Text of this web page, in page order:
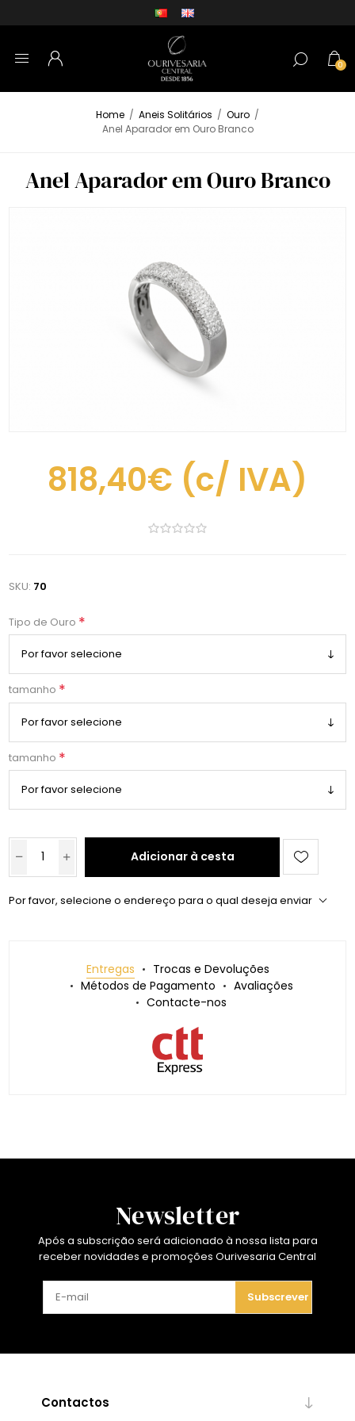
0
Home / Aneis Solitários / Ouro /
Anel Aparador em Ouro Branco
Anel Aparador em Ouro Branco
818,40€ (c/ IVA)
SKU: 70
Tipo de Ouro *
tamanho *
tamanho *
Adicionar à cesta
Por favor, selecione o endereço para o qual deseja enviar
Entregas
Trocas e Devoluções
Métodos de Pagamento
Avaliações
Contacte-nos
Newsletter
Após a subscrição será adicionado à nossa lista para
receber novidades e promoções Ourivesaria Central
Subscrever
Contactos